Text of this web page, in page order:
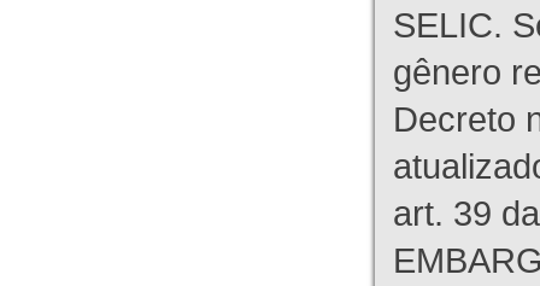
SELIC.
gênero
Decreto
art. 39